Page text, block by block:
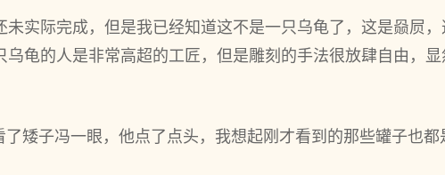
未实际完成，但是我已经知道这不是一只乌龟了，这是赑屃
龟的人是非常高超的工匠，但是雕刻的手法很放肆自由，
矮子冯一眼，他点了点头，我想起刚才看到的那些罐子也都